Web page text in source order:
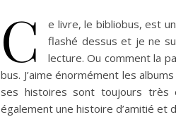
C
e livre, le bibliobus, est
flashé dessus et je ne
lecture. Ou comment la
bus. J’aime énormément les
ses histoires sont toujours très
également une histoire d’amitié et